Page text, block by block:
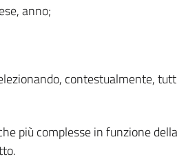
anno;
contestualmente,
più complesse in funzione